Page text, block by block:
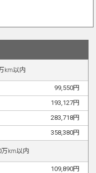
km以内
99,550円
193,127円
283,718円
358,380円
万km以内
109,890円